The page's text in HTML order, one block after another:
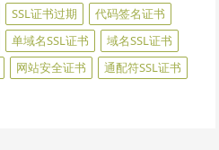
SSL证书过期
代码签名证书
单域名SSL证书
域名SSL证书
网站安全证书
通配符SSL证书